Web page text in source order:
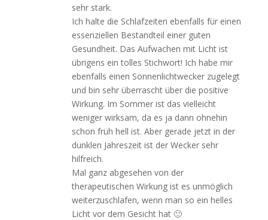
sehr stark.
Ich halte die Schlafzeiten ebenfalls für einen
essenziellen Bestandteil einer guten
Gesundheit. Das Aufwachen mit Licht ist
übrigens ein tolles Stichwort! Ich habe mir
ebenfalls einen Sonnenlichtwecker zugelegt
und bin sehr überrascht über die positive
Wirkung. Im Sommer ist das vielleicht
weniger wirksam, da es ja dann ohnehin
schon früh hell ist. Aber gerade jetzt in der
dunklen Jahreszeit ist der Wecker sehr
hilfreich.
Mal ganz abgesehen von der
therapeutischen Wirkung ist es unmöglich
weiterzuschlafen, wenn man so ein helles
Licht vor dem Gesicht hat 🙂